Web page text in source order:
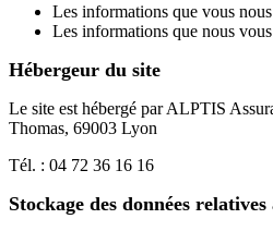
Les informations que vous
Les informations que nous
Hébergeur du site
Le site est hébergé par ALPTIS
Thomas, 69003 Lyon
Tél. : 04 72 36 16 16
Stockage des données